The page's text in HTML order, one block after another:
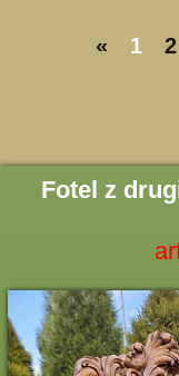
« 1 2
Fotel z